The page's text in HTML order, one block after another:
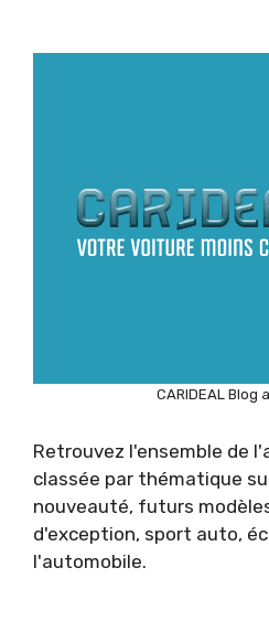
CARIDEAL Blog
Retrouvez l'ensemble de
classée par thématique
nouveauté, futurs
d'exception, sport auto,
l'automobile.